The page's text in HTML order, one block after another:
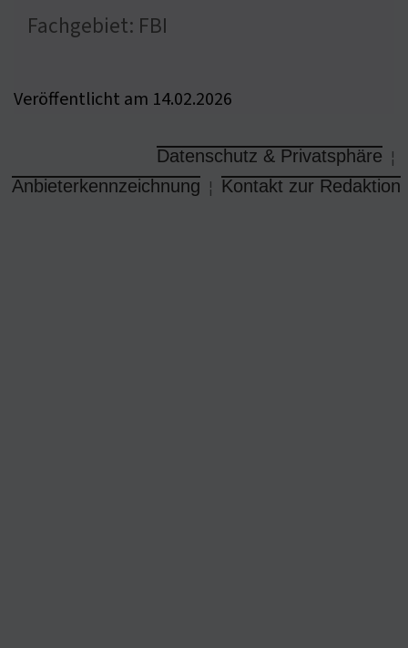
Fachgebiet: FBI
Veröffentlicht am 14.02.2026
Datenschutz & Privatsphäre ¦
Anbieterkennzeichnung ¦ Kontakt zur Redaktion